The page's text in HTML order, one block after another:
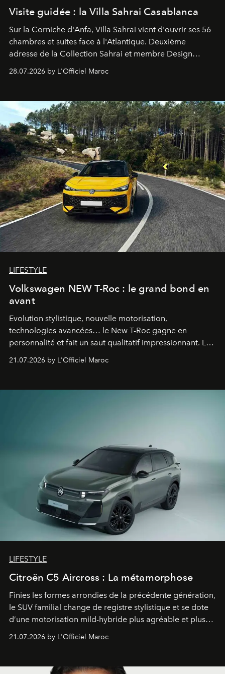
Visite guidée : la Villa Sahrai Casablanca
Sur la Corniche d'Anfa, Villa Sahrai vient d'ouvrir ses 56
chambres et suites face à l'Atlantique. Deuxième
adresse de la Collection Sahrai et membre Design
Hotels, ce boutique-hôtel cinq étoiles signé Christophe
Pillet promet un lieu de vie complet. On y a déjeuné…
28.07.2026 by L'Officiel Maroc
LIFESTYLE
Volkswagen NEW T-Roc : le grand bond en
avant
Evolution stylistique, nouvelle motorisation,
technologies avancées… le New T-Roc gagne en
personnalité et fait un saut qualitatif impressionnant. Le
constructeur allemand a revu en profondeur son SUV
fétiche pour le rendre plus premium. Et le pari semble
21.07.2026 by L'Officiel Maroc
LIFESTYLE
Citroën C5 Aircross : La métamorphose
Finies les formes arrondies de la précédente génération,
le SUV familial change de registre stylistique et se dote
d’une motorisation mild-hybride plus agréable et plus
économe. à n’en pas douter, le nouveau C5 Aircross a
gagné en maturité.
21.07.2026 by L'Officiel Maroc